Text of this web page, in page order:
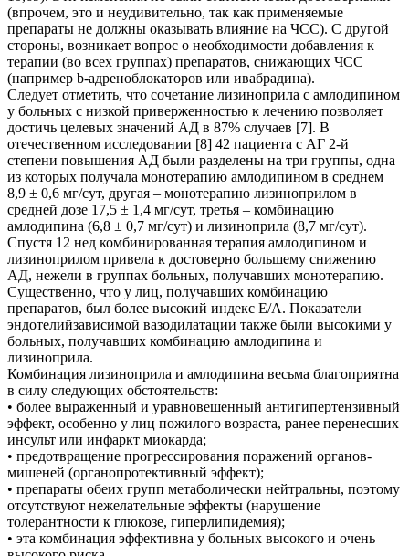
(впрочем, это и неудивительно, так как применяемые
препараты не должны оказывать влияние на ЧСС). С другой
стороны, возникает вопрос о необходимости добавления к
терапии (во всех группах) препаратов, снижающих ЧСС
(например b-адреноблокаторов или ивабрадина).
Следует отметить, что сочетание лизиноприла с амлодипином
у больных с низкой приверженностью к лечению позволяет
достичь целевых значений АД в 87% случаев [7]. В
отечественном исследовании [8] 42 пациента с АГ 2-й
степени повышения АД были разделены на три группы, одна
из которых получала монотерапию амлодипином в среднем
8,9 ± 0,6 мг/сут, другая – монотерапию лизиноприлом в
средней дозе 17,5 ± 1,4 мг/сут, третья – комбинацию
амлодипина (6,8 ± 0,7 мг/сут) и лизиноприла (8,7 мг/сут).
Спустя 12 нед комбинированная терапия амлодипином и
лизиноприлом привела к достоверно большему снижению
АД, нежели в группах больных, получавших монотерапию.
Существенно, что у лиц, получавших комбинацию
препаратов, был более высокий индекс Е/А. Показатели
эндотелийзависимой вазодилатации также были высокими у
больных, получавших комбинацию амлодипина и
лизиноприла.
Комбинация лизиноприла и амлодипина весьма благоприятна
в силу следующих обстоятельств:
• более выраженный и уравновешенный антигипертензивный
эффект, особенно у лиц пожилого возраста, ранее перенесших
инсульт или инфаркт миокарда;
• предотвращение прогрессирования поражений органов-
мишеней (органопротективный эффект);
• препараты обеих групп метаболически нейтральны, поэтому
отсутствуют нежелательные эффекты (нарушение
толерантности к глюкозе, гиперлипидемия);
• эта комбинация эффективна у больных высокого и очень